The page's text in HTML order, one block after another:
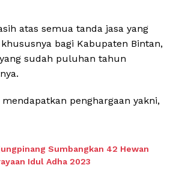
atas semua tanda jasa yang
bagi Kabupaten Bintan,
sudah puluhan tahun
mendapatkan penghargaan yakni,
Sumbangkan 42 Hewan
Idul Adha 2023